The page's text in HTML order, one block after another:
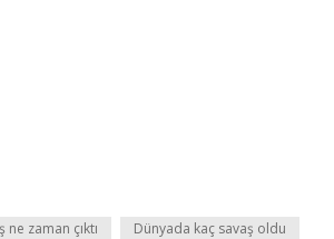
zaman çıktı Dünyada kaç savaş oldu